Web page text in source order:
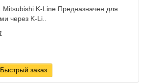
K-Line Предназначен для
через K-Li..
Быстрый заказ